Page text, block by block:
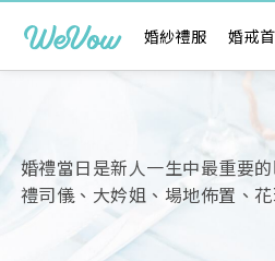
婚紗禮服 婚戒
婚禮當日是新人一生中最重要
禮司儀、大妗姐、場地佈置、